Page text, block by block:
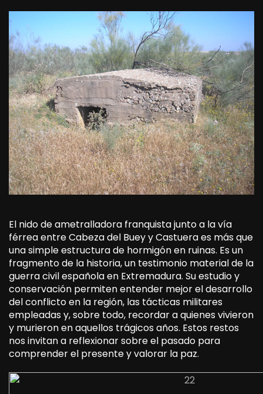
El nido de ametralladora franquista junto a la vía
férrea entre Cabeza del Buey y Castuera es más que
una simple estructura de hormigón en ruinas. Es un
fragmento de la historia, un testimonio material de la
guerra civil española en Extremadura. Su estudio y
conservación permiten entender mejor el desarrollo
del conflicto en la región, las tácticas militares
empleadas y, sobre todo, recordar a quienes vivieron
y murieron en aquellos trágicos años. Estos restos
nos invitan a reflexionar sobre el pasado para
comprender el presente y valorar la paz.